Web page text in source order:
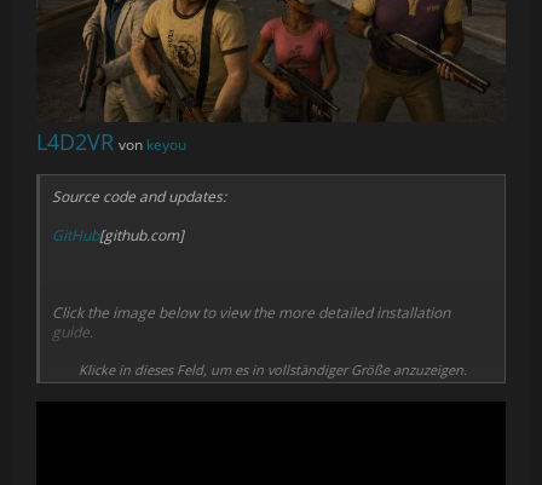
L4D2VR von keyou
Source code and updates:
GitHub[github.com]
Click the image below to view the more detailed installation
guide.
Klicke in dieses Feld, um es in vollständiger Größe anzuzeigen.